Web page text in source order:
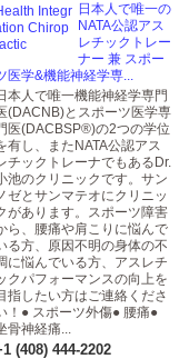
日本人で唯一の
NATA公認アス
レチックトレー
ナー 兼 スポー
医学&機能神経学専...
本人で唯一機能神経学専門
(DACNB)とスポーツ医学専
医(DACBSP®)の2つの学位
有し、またNATA公認アス
チックトレーナでもあるDr.
池のクリニックです。サン
ゼとサンマテオにクリニッ
があります。スポーツ障害
ら、腰痛や肩こりに悩んで
る方、原因不明の身体の不
に悩んでいる方、アスレチ
クパフォーマンスの向上を
指したい方はご連絡くださ
！● スポーツ外傷● 腰痛●
骨神経痛...
(408) 444-2202